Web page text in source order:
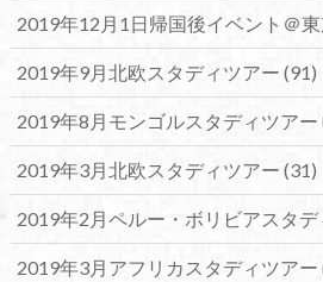
2019年12月1日帰国後イベント＠
2019年9月北欧スタディツアー (91)
2019年8月モンゴルスタディツアー
2019年3月北欧スタディツアー (31)
2019年2月ペルー・ボリビアスタデ
2019年3月アフリカスタディツアー